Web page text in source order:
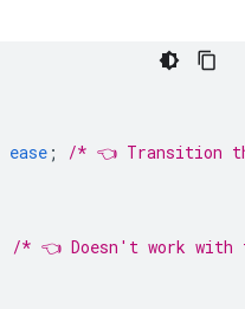
ease ; /* 👈 Transition
/* 👈 Doesn't work